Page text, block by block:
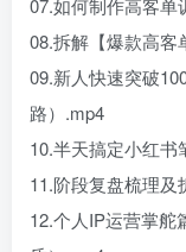
07.如何制作高客单
08.拆解【爆款高客
09.新人快速突破
路）.mp4
10.半天搞定小红
11.阶段复盘梳理
12.个人IP运营掌舵